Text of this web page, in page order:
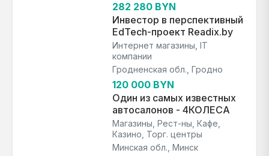
282 280 BYN
Инвестор в перспективный
EdTech-проект Readix.by
Интернет магазины, IT
компании
Гродненская обл., Гродно
120 000 BYN
Один из самых известных
автосалонов - 4КОЛЕСА
Магазины, Рест-ны, Кафе,
Казино, Торг. центры
Минская обл., Минск